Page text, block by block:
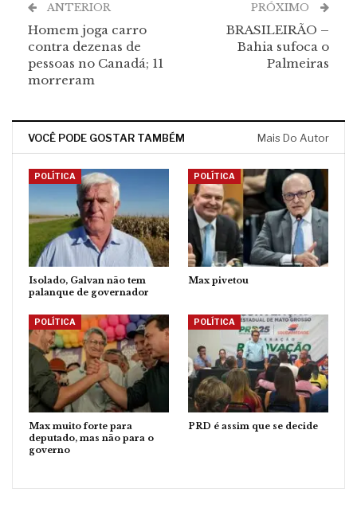
ANTERIOR
Homem joga carro
contra dezenas de
pessoas no Canadá; 11
morreram
PRÓXIMO
BRASILEIRÃO –
Bahia sufoca o
Palmeiras
VOCÊ PODE GOSTAR TAMBÉM Mais Do Autor
POLÍTICA
Isolado, Galvan não tem
palanque de governador
POLÍTICA
Max pivetou
POLÍTICA
Max muito forte para
deputado, mas não para o
governo
POLÍTICA
PRD é assim que se decide